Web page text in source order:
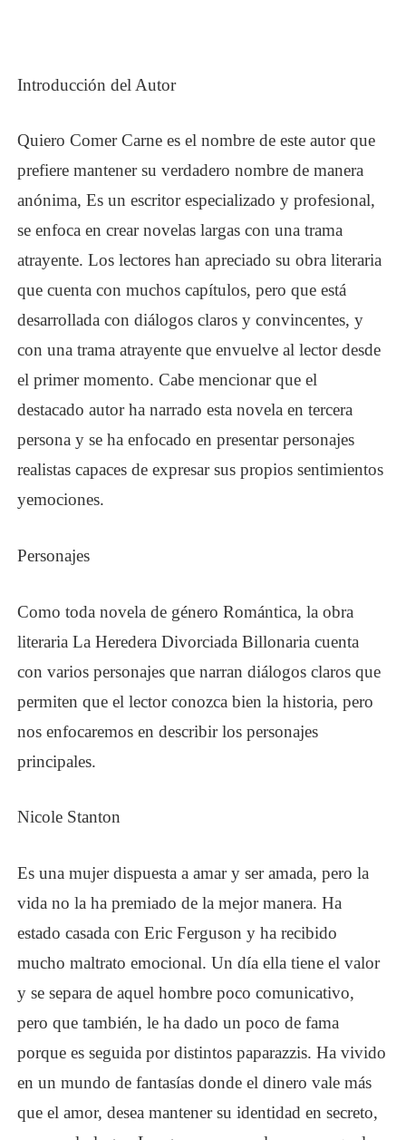
Introducción del Autor
Quiero Comer Carne es el nombre de este autor que
prefiere mantener su verdadero nombre de manera
anónima, Es un escritor especializado y profesional,
se enfoca en crear novelas largas con una trama
atrayente. Los lectores han apreciado su obra literaria
que cuenta con muchos capítulos, pero que está
desarrollada con diálogos claros y convincentes, y
con una trama atrayente que envuelve al lector desde
el primer momento. Cabe mencionar que el
destacado autor ha narrado esta novela en tercera
persona y se ha enfocado en presentar personajes
realistas capaces de expresar sus propios sentimientos
yemociones.
Personajes
Como toda novela de género Romántica, la obra
literaria La Heredera Divorciada Billonaria cuenta
con varios personajes que narran diálogos claros que
permiten que el lector conozca bien la historia, pero
nos enfocaremos en describir los personajes
principales.
Nicole Stanton
Es una mujer dispuesta a amar y ser amada, pero la
vida no la ha premiado de la mejor manera. Ha
estado casada con Eric Ferguson y ha recibido
mucho maltrato emocional. Un día ella tiene el valor
y se separa de aquel hombre poco comunicativo,
pero que también, le ha dado un poco de fama
porque es seguida por distintos paparazzis. Ha vivido
en un mundo de fantasías donde el dinero vale más
que el amor, desea mantener su identidad en secreto,